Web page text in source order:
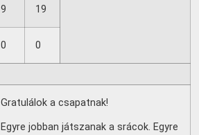
9 19
0 0
Gratulálok a csapatnak!
Egyre jobban játszanak a srácok. Egyre